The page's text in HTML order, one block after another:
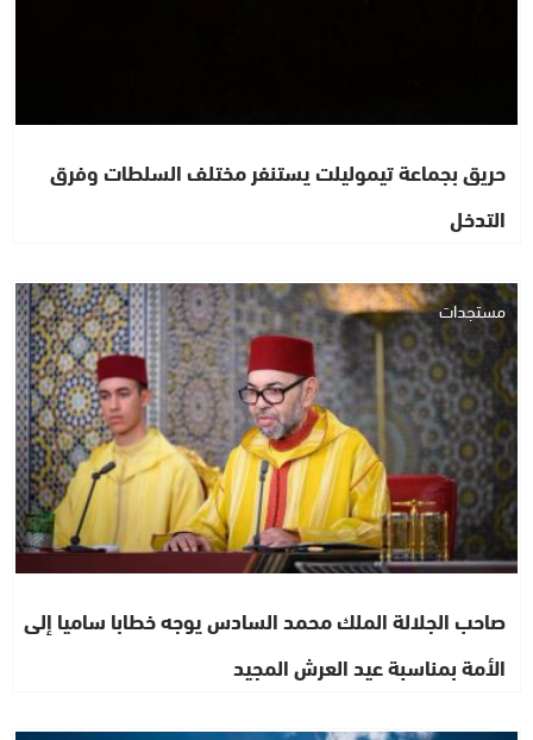
حريق بجماعة تيموليلت يستنفر مختلف السلطات وفرق
التدخل
مستجدات
صاحب الجلالة الملك محمد السادس يوجه خطابا ساميا إلى
الأمة بمناسبة عيد العرش المجيد